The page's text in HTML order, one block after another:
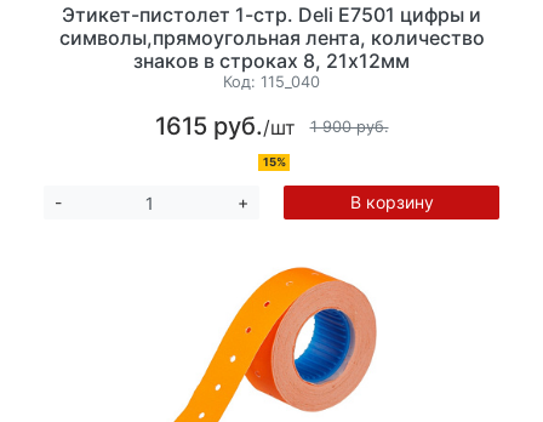
Этикет-пистолет 1-стр. Deli E7501 цифры и
символы,прямоугольная лента, количество
знаков в строках 8, 21х12мм
Код: 115_040
1615 руб./шт 1 900 руб.
15%
- + В корзину